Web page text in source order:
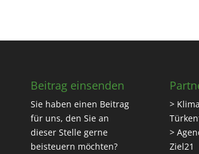
Beitrag einsenden
Sie haben einen Beitrag
für uns, den Sie an
dieser Stelle gerne
beisteuern möchten?
>
>
Ziel21